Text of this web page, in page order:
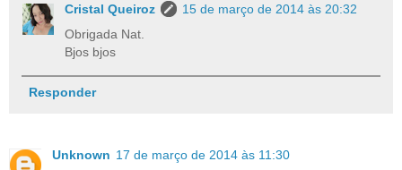
Cristal Queiroz
15 de março de 2014 às 20:32
Obrigada Nat.
Bjos bjos
Responder
Unknown 17 de março de 2014 às 11:30